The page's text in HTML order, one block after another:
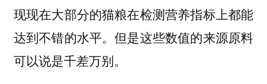
现现在大部分的猫粮在检测营养指标上都能
达到不错的水平。但是这些数值的来源原料
可以说是千差万别。